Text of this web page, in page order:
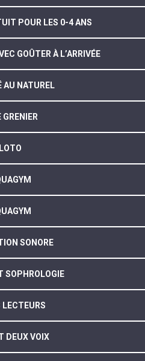
POUR LES 0-4 ANS
GOÛTER À L’ARRIVÉE
AU NATUREL
GRENIER
LOTO
SONORE
SOPHROLOGIE
LECTEURS
DEUX VOIX